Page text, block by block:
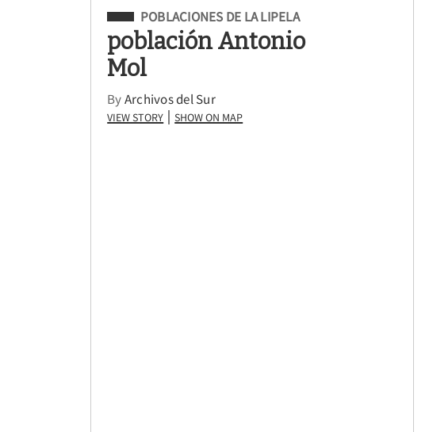
Filed Under
POBLACIONES DE LA LIPELA
población Antonio
Mol
ByArchivos del Sur
View Story | Show on Map